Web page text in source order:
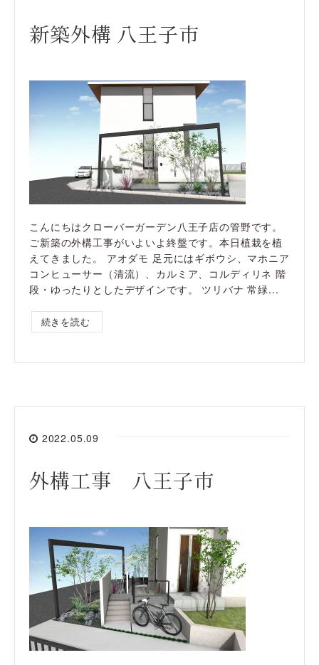
新築外構 八王子市
こんにちはクローバーガーデン八王子店の管野です。
ご新築の外構工事がいよいよ終盤です。本日植栽を植
えてきました。 アオダモ 足元にはギボウシ、マホニア
コンヒューサー（清流）、カルミア、コルディリネ 階
段・ゆったりとしたデザインです。 ツリバナ 常緑...
続きを読む
2022.05.09
外構工事 八王子市